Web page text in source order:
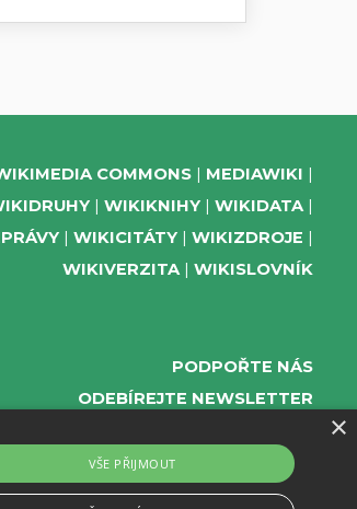
COMMONS
MEDIAWIKI
WIKIKNIHY
WIKIDATA
WIKICITÁTY
WIKIZDROJE
WIKIVERZITA
WIKISLOVNÍK
PODPOŘTE NÁS
ODEBÍREJTE NEWSLETTER
WIKIKOMPAS
PROVOZ DOMÉN A WEBHOSTINGU
×
VŠE PŘIJMOUT